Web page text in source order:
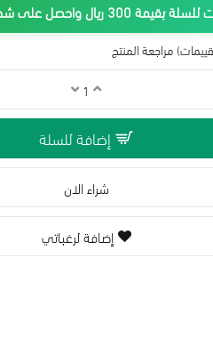
مراجعة المنتج
ريال واحصل على شحن مجاني
إضافة للسلة
شراء الان
إضافة لرغباتي